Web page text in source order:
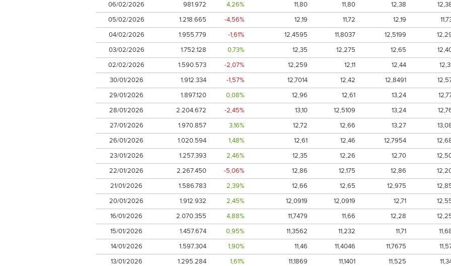
06/02/2026
981.972 4,26% 11,80 11,80 12,38
05/02/2026
1.218.665 -4,56% 12,19 11,72 12,19
04/02/2026
1.955.779 -1,61% 12,4595 11,8037 12,5199
03/02/2026
1.752.128 0,73% 12,35 12,275 12,65
02/02/2026
1.590.573 -2,07% 12,259 12,11 12,44
30/01/2026
1.912.334 -1,57% 12,7014 12,42 12,8491
29/01/2026
1.897.120 0,08% 12,96 12,61 13,24
28/01/2026
2.204.672 -2,45% 13,10 12,5109 13,24
27/01/2026
1.970.857 3,16% 12,72 12,66 13,27
26/01/2026
1.020.594 1,48% 12,61 12,46 12,7954
23/01/2026
1.257.393 2,46% 12,35 12,26 12,70
22/01/2026
2.267.450 -5,06% 12,86 12,175 12,86
21/01/2026
1.586.783 2,39% 12,66 12,65 12,975
20/01/2026
1.912.932 2,45% 12,0919 12,0919 12,71
16/01/2026
2.070.355 4,88% 11,7479 11,66 12,28
15/01/2026
1.457.674 0,95% 11,3562 11,232 11,71
14/01/2026
1.597.304 1,90% 11,46 11,4046 11,7675
13/01/2026
1.295.284 1,61% 11,1869 11,1401 11,525